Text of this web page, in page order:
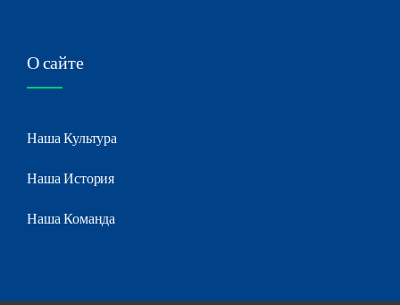
О сайте
Наша Культура
Наша История
Наша Команда